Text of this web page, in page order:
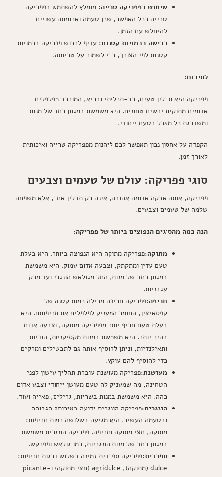
שימוש בפפריקה טרייה: מומלץ להשתמש בפפריקה
טרייה ככל האפשר, שכן טעמה וארומתה עשויים
להיחלש עם הזמן.
רכישה בכמויות קטנות: עדיף לרכוש פפריקה בכמויות
קטנות לפי הצורך, כדי לשמור על טריותה.
לסיכום:
פפריקה היא תבלין טעים, רב-תכליתי ובריא, המורכב מפלפלים
אדומים מתוקים יבשים טחונים. היא משמשת במגוון רחב של מנות
ומשדרגת כל מאכל בטעם ייחודי.
הקפדה על אחסון נכון תאפשר לכם ליהנות מפפריקה טרייה ואיכותית
לאורך זמן.
סוגי פפריקה: עולם של טעמים וצבעים
פפריקה, אותה אבקה אדומה אהובה, אינה רק תבלין אחד, אלא משפחה
שלמה של טעמים וצבעים.
הנה כמה מהסוגים הנפוצים ביותר של פפריקה:
מתוקה:פפריקה מתוקה היא הנפוצה ביותר. היא בעלת
טעם עדין ומתקתק, וצבעה אדום עמוק. היא משמשת
במגוון רחב של מנות, החל מגולאש הונגרי ועד מרק
עגבניות.
חריפה:פפריקה חריפה מכילה כמות קטנה של
קפסאיצין, החומר המעניק לפלפלים את חריפותם. היא
בעלת טעם חריף יותר מפפריקה מתוקה, וצבעה אדום
בהיר יותר. היא משמשת במנות מקסיקניות, הודיות
ותאילנדיות, וניתן להוסיף אותה גם לתבשילים ומרקים
כדי להוסיף להם עוקץ.
מעושנת:פפריקה מעושנת עוברת תהליך עישון לפני
הטחינה, מה שמעניק לה טעם מעושן ייחודי וצבע אדום
כהה. היא משמשת במנות בשריות, גרילים, פאייה ועוד.
הונגרית:פפריקה הונגרית ידועה באיכותה הגבוהה
ובטעמה העשיר. היא מגיעה בשלושה רמות חריפות:
מתוקה, חצי מתוקה וחריפה. פפריקה הונגרית משמשת
במגוון רחב של מנות הונגריות, כמו גולאש ופפרקש.
ספרדית:פפריקה ספרדית זמינה בשלוש דרגות חריפות:
dulce (מתוקה), agridulce (חצי מתוקה) ו-picante